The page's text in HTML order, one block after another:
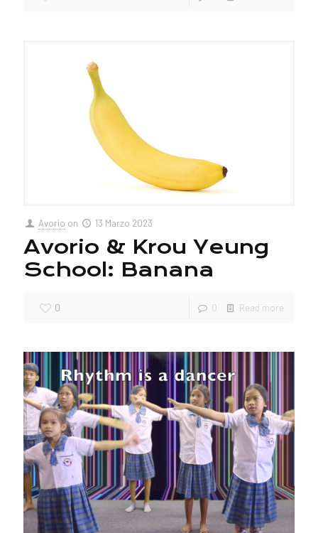
Avorio on 13 Marzo 2023
Avorio & Krou Yeung
School: Banana
0 0 Read more